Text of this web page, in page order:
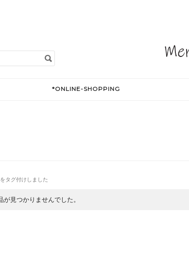
*ONLINE-SHOPPING
タグ付けしました
が見つかりませんでした。